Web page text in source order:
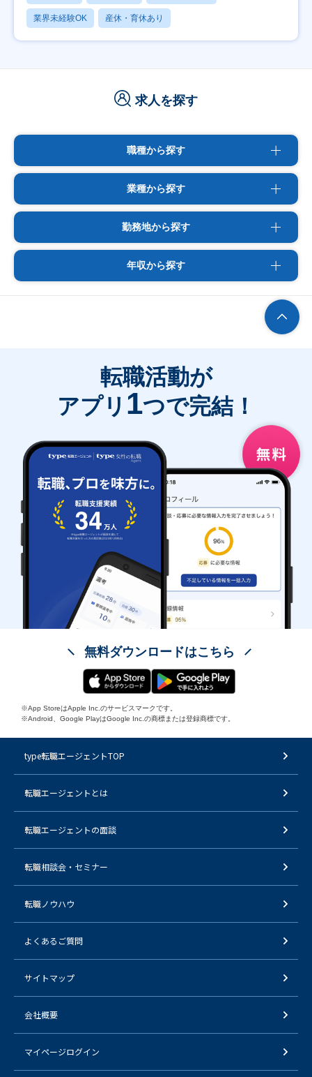
業界未経験OK 産休・育休あり
求人を探す
職種から探す
業種から探す
勤務地から探す
年収から探す
転職活動が
アプリ 1つで完結！
無料ダウンロードはこちら
※App StoreはApple Inc.のサービスマークです。
※Android、Google PlayはGoogle Inc.の商標または登録商標です。
type転職エージェントTOP
転職エージェントとは
転職エージェントの面談
転職相談会・セミナー
転職ノウハウ
よくあるご質問
サイトマップ
会社概要
マイページログイン